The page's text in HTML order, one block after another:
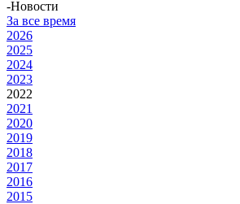
-Новости
За все время
2026
2025
2024
2023
2022
2021
2020
2019
2018
2017
2016
2015